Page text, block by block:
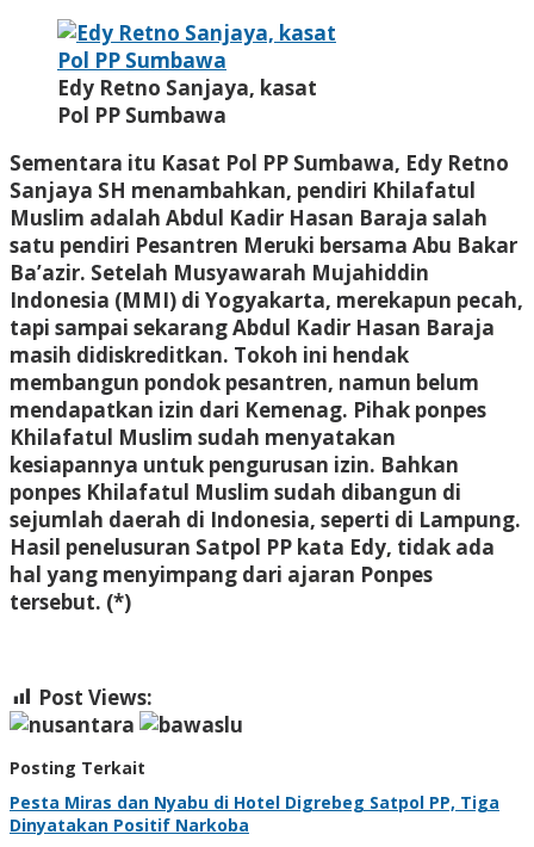
Edy Retno Sanjaya, kasat
Pol PP Sumbawa
Sementara itu Kasat Pol PP Sumbawa, Edy Retno
Sanjaya SH menambahkan, pendiri Khilafatul
Muslim adalah Abdul Kadir Hasan Baraja salah
satu pendiri Pesantren Meruki bersama Abu Bakar
Ba’azir. Setelah Musyawarah Mujahiddin
Indonesia (MMI) di Yogyakarta, merekapun pecah,
tapi sampai sekarang Abdul Kadir Hasan Baraja
masih didiskreditkan. Tokoh ini hendak
membangun pondok pesantren, namun belum
mendapatkan izin dari Kemenag. Pihak ponpes
Khilafatul Muslim sudah menyatakan
kesiapannya untuk pengurusan izin. Bahkan
ponpes Khilafatul Muslim sudah dibangun di
sejumlah daerah di Indonesia, seperti di Lampung.
Hasil penelusuran Satpol PP kata Edy, tidak ada
hal yang menyimpang dari ajaran Ponpes
tersebut. (*)
Post Views:
Posting Terkait
Pesta Miras dan Nyabu di Hotel Digrebeg Satpol PP, Tiga
Dinyatakan Positif Narkoba